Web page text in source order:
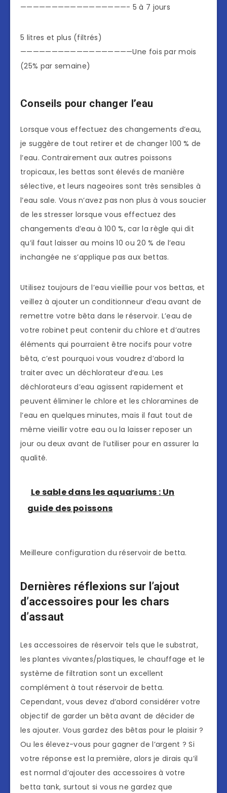
—————————————————- 5 à 7 jours
5 litres et plus (filtrés)
——————————————————Une fois par mois
(25% par semaine)
Conseils pour changer l’eau
Lorsque vous effectuez des changements d’eau,
je suggère de tout retirer et de changer 100 % de
l’eau. Contrairement aux autres poissons
tropicaux, les bettas sont élevés de manière
sélective, et leurs nageoires sont très sensibles à
l’eau sale. Vous n’avez pas non plus à vous soucier
de les stresser lorsque vous effectuez des
changements d’eau à 100 %, car la règle qui dit
qu’il faut laisser au moins 10 ou 20 % de l’eau
inchangée ne s’applique pas aux bettas.
Utilisez toujours de l’eau vieillie pour vos bettas, et
veillez à ajouter un conditionneur d’eau avant de
remettre votre bêta dans le réservoir. L’eau de
votre robinet peut contenir du chlore et d’autres
éléments qui pourraient être nocifs pour votre
bêta, c’est pourquoi vous voudrez d’abord la
traiter avec un déchlorateur d’eau. Les
déchlorateurs d’eau agissent rapidement et
peuvent éliminer le chlore et les chloramines de
l’eau en quelques minutes, mais il faut tout de
même vieillir votre eau ou la laisser reposer un
jour ou deux avant de l’utiliser pour en assurer la
qualité.
Le sable dans les aquariums : Un
guide des poissons
Meilleure configuration du réservoir de betta.
Dernières réflexions sur l’ajout
d’accessoires pour les chars
d’assaut
Les accessoires de réservoir tels que le substrat,
les plantes vivantes/plastiques, le chauffage et le
système de filtration sont un excellent
complément à tout réservoir de betta.
Cependant, vous devez d’abord considérer votre
objectif de garder un bêta avant de décider de
les ajouter. Vous gardez des bêtas pour le plaisir ?
Ou les élevez-vous pour gagner de l’argent ? Si
votre réponse est la première, alors je dirais qu’il
est normal d’ajouter des accessoires à votre
betta tank, surtout si vous ne gardez que